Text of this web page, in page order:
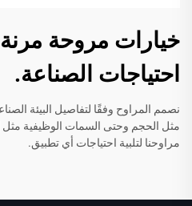
خيارات مروحة مرنة
احتياجات الصناعة.
نصمم المراوح وفقًا لتفاصيل البيئة
مثل الحجم وحتى السمات الوظيفية
مراوحنا لتلبية احتياجات أي تطبيق.